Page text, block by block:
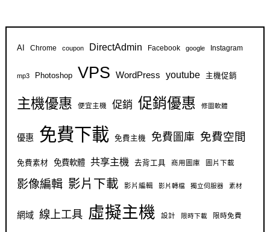
AI Chrome coupon DirectAdmin Facebook google Instagram
mp3 Photoshop VPS WordPress youtube 主機促銷
主機優惠 便宜主機 促銷 促銷優惠 修圖軟體
優惠 免費下載 免費主機 免費圖庫 免費空間
免費素材 免費軟體 共享主機 去背工具 商用圖庫 圖片下載
影像編輯 影片下載 影片編輯 影片轉檔 獨立伺服器 素材
網域 線上工具 虛擬主機 設計 限時下載 限時免費